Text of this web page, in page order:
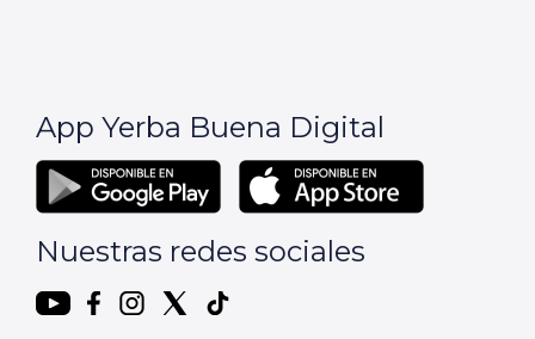
App Yerba Buena Digital
Nuestras redes sociales